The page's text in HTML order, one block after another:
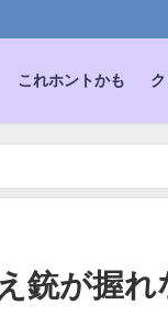
これホントかも
銃が握れ